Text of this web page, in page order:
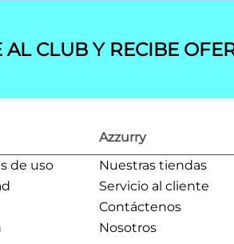
AL CLUB Y RECIBE
de uso
Azzurry
Nuestras tiendas
Servicio al cliente
Contáctenos
Nosotros